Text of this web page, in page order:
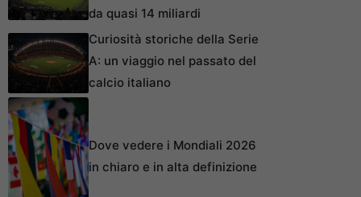
da quasi 14 miliardi
Curiosità storiche della Serie
A: un viaggio nel passato del
calcio italiano
Dove vedere i Mondiali 2026
in chiaro e in alta definizione